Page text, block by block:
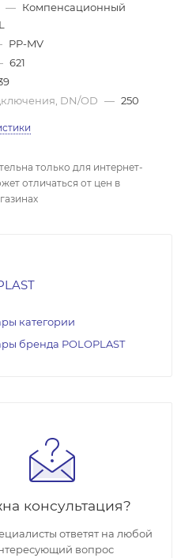
— Компенсационный
PP-MV
621
DN/OD — 250
только для интернет-
отличаться от цен в
категории
бренда POLOPLAST
консультация?
ответят на любой
вопрос